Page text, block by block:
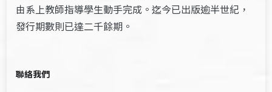
由系上教師指導學生動手完成。迄今已出版逾半世紀，
發行期數則已達二千餘期。
聯絡我們